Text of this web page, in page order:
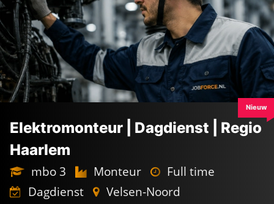
Elektromonteur | Dagdienst | Regio
Haarlem
mbo 3 Monteur
Full time
Dagdienst
Velsen-Noord
Nieuw